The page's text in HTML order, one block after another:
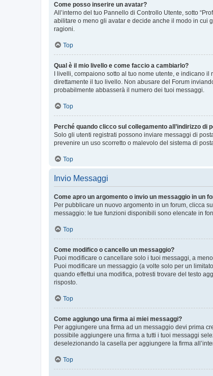
Come posso inserire un avatar?
All’interno del tuo Pannello di Controllo Utente, sotto
abilitare o meno gli avatar e decide anche il modo in cui
ragioni.
Top
Qual è il mio livello e come faccio a cambiarlo?
I livelli, compaiono sotto al tuo nome utente, e indicano
direttamente il tuo livello. Non abusare del Forum
probabilmente abbasserà il numero dei tuoi messaggi.
Top
Perché quando clicco sul collegamento all’indirizzo
Solo gli utenti registrati possono inviare messaggi di
prevenire un uso scorretto o malevolo del sistema di
Top
Invio Messaggi
Come apro un argomento o invio un messaggio in un
Per pubblicare un nuovo argomento in un forum, clicca
messaggio: le tue funzioni disponibili sono elencate in
Top
Come modifico o cancello un messaggio?
Puoi modificare o cancellare solo i tuoi messaggi, a
Puoi modificare un messaggio (a volte solo per un
quando effettui una modifica, potresti trovare del testo
risposto.
Top
Come aggiungo una firma ai miei messaggi?
Per aggiungere una firma ad un messaggio devi prima
possibile aggiungere una firma a tutti i tuoi messaggi
deselezionando la casella per aggiungere la firma
Top